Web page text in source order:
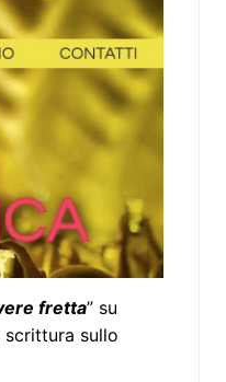
fretta” su
sullo